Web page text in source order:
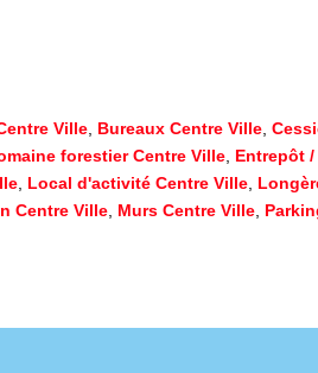
Ville Bureaux Centre Ville
forestier Centre Ville Entrepôt
Local d'activité Centre Ville
Centre Ville Murs Centre Ville